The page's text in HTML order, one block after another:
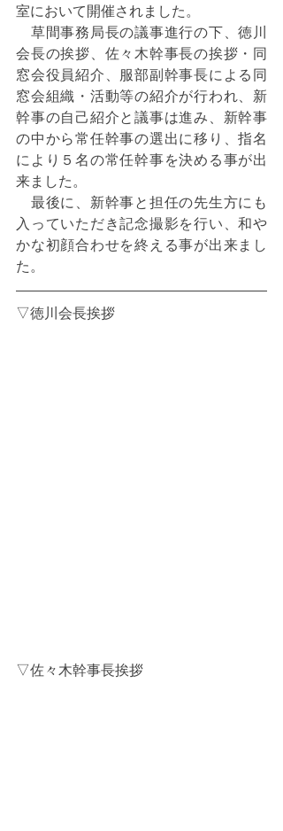
室において開催されました。
草間事務局長の議事進行の下、徳川
会長の挨拶、佐々木幹事長の挨拶・同
窓会役員紹介、服部副幹事長による同
窓会組織・活動等の紹介が行われ、新
幹事の自己紹介と議事は進み、新幹事
の中から常任幹事の選出に移り、指名
により５名の常任幹事を決める事が出
来ました。
最後に、新幹事と担任の先生方にも
入っていただき記念撮影を行い、和や
かな初顔合わせを終える事が出来まし
た。
▽徳川会長挨拶
▽佐々木幹事長挨拶